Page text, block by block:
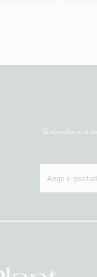
Få information om de